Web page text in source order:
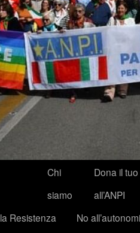
Chi
siamo
Dona il
all’ANPI
Resistenza
No